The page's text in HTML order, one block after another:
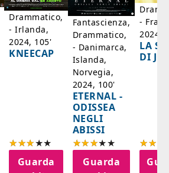
Drammatico,
- Irlanda,
2024, 105'
KNEECAP
Guarda
Fantascienza,
Drammatico,
- Danimarca,
Islanda,
Norvegia,
2024, 100'
ETERNAL -
ODISSEA
NEGLI
ABISSI
Guarda
-
2024,
LA
DI